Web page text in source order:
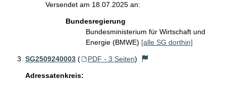
Versendet am 18.07.2025 an:
Bundesregierung
Bundesministerium für Wirtschaft und
Energie (BMWE) [alle SG dorthin]
SG2509240003 ( PDF - 3 Seiten)
Adressatenkreis: